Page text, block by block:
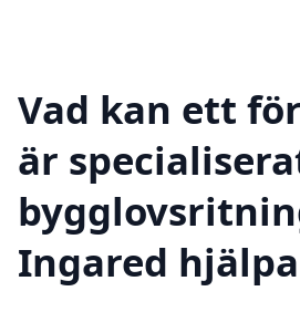
Vad kan ett
är
Ingared